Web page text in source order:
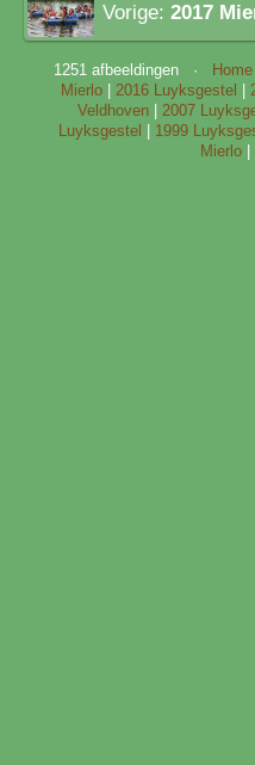
Vorige: 2017
1251 afbeeldingen · Home
Mierlo
2016 Luyksgestel
Veldhoven
2007
Luyksgestel
1999
Mierlo